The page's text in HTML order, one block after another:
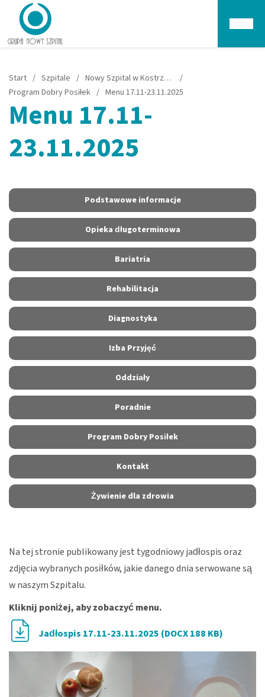
Start / Szpitale / Nowy Szpital w Kostrzynie nad Odrą
/
Program Dobry Posiłek / Menu 17.11-23.11.2025
Menu 17.11-
23.11.2025
Podstawowe informacje
Opieka długoterminowa
Bariatria
Rehabilitacja
Diagnostyka
Izba Przyjęć
Oddziały
Poradnie
Program Dobry Posiłek
Kontakt
Żywienie dla zdrowia
Na tej stronie publikowany jest tygodniowy jadłospis oraz
zdjęcia wybranych posiłków, jakie danego dnia serwowane są
w naszym Szpitalu.
Kliknij poniżej, aby zobaczyć menu.
Jadłospis 17.11-23.11.2025 (DOCX 188 KB)